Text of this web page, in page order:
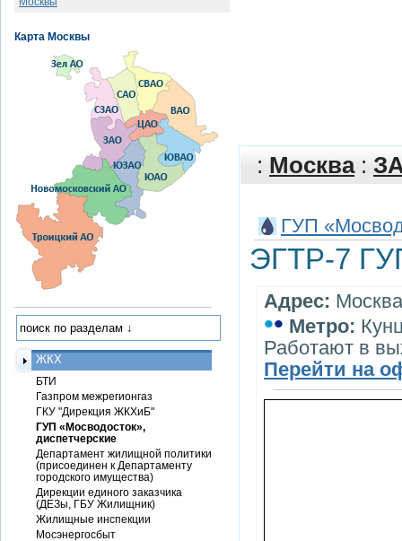
: Москва:
ГУП
ЭГТР-7
Адрес:
•• Метро:
Работают в
Перейти на
ЖКХ
БТИ
Газпром межрегионгаз
ГКУ "Дирекция ЖКХиБ"
ГУП «Мосводосток»,
диспетчерские
Департамент жилищной политики
(присоединен к Департаменту
городского имущества)
Дирекции единого заказчика
(ДЕЗы, ГБУ Жилищник)
Жилищные инспекции
Мосэнергосбыт